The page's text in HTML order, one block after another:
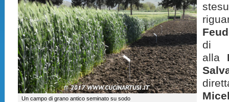
Un campo di grano antico seminato su sodo
di
alla